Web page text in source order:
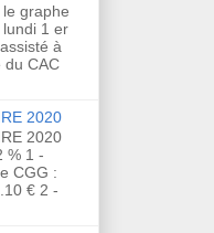
graphe
1 er
à
du CAC
2020
2020
% 1 -
CGG :
€ 2 -